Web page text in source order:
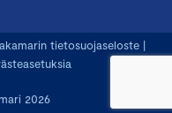
2026
tietosuojaseloste |